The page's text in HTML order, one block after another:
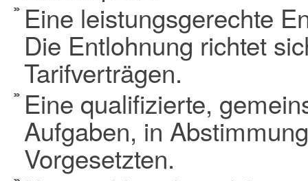
Eine leistungsgerechte
Die Entlohnung richtet
Tarifverträgen.
Eine qualifizierte,
Aufgaben, in
Vorgesetzten.